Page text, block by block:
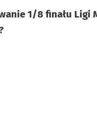
1/8 finału Ligi